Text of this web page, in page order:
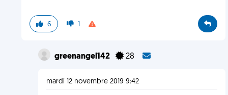
6 1
greenangel142 28
mardi 12 novembre 2019 9:42